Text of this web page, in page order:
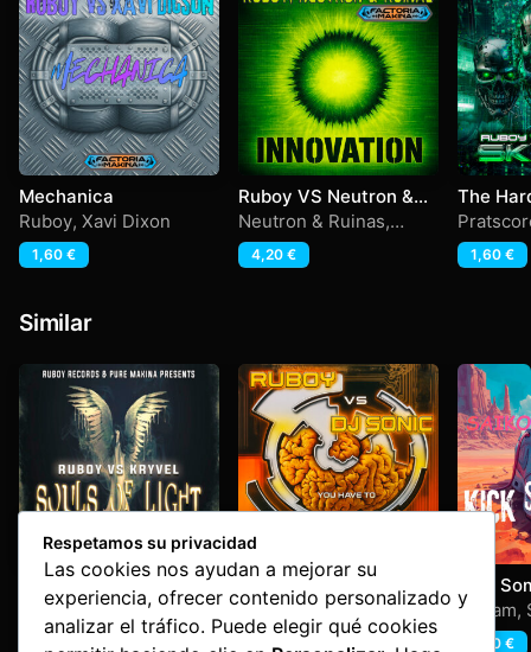
Mechanica
Ruboy, Xavi Dixon
1,60 €
Ruboy VS Neutron &
Ruinas – Innovation
Neutron & Ruinas,
Ruboy
4,20 €
The
1,60 €
Similar
Ruboy Vs Kryvel –
Souls Of Light
Makina Station
Ruboy Vs Dj Sonic –
You Have To Change
Your Mind
Dj Sonic,Ruboy
4,20
Kick
Goham,
1,60 €
Respetamos su privacidad
Las cookies nos ayudan a mejorar su
experiencia, ofrecer contenido personalizado y
analizar el tráfico. Puede elegir qué cookies